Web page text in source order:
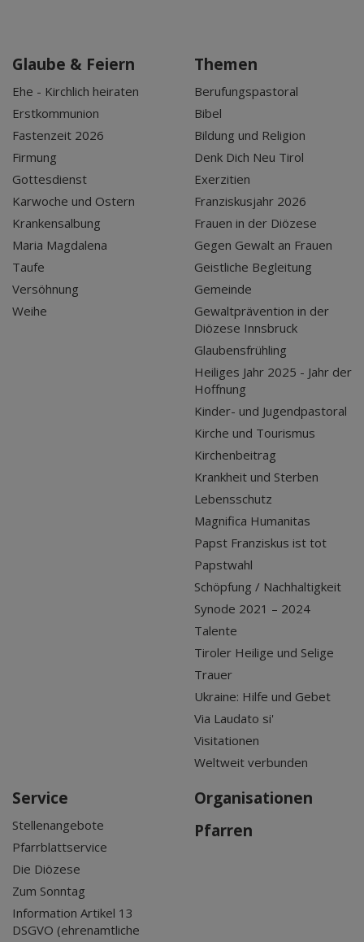
Glaube & Feiern
Ehe - Kirchlich heiraten
Erstkommunion
Fastenzeit 2026
Firmung
Gottesdienst
Karwoche und Ostern
Krankensalbung
Maria Magdalena
Taufe
Versöhnung
Weihe
Themen
Berufungspastoral
Bibel
Bildung und Religion
Denk Dich Neu Tirol
Exerzitien
Franziskusjahr 2026
Frauen in der Diözese
Gegen Gewalt an Frauen
Geistliche Begleitung
Gemeinde
Gewaltprävention in der
Diözese Innsbruck
Glaubensfrühling
Heiliges Jahr 2025 - Jahr der
Hoffnung
Kinder- und Jugendpastoral
Kirche und Tourismus
Kirchenbeitrag
Krankheit und Sterben
Lebensschutz
Magnifica Humanitas
Papst Franziskus ist tot
Papstwahl
Schöpfung / Nachhaltigkeit
Synode 2021 – 2024
Talente
Tiroler Heilige und Selige
Trauer
Ukraine: Hilfe und Gebet
Via Laudato si'
Visitationen
Weltweit verbunden
Service
Stellenangebote
Pfarrblattservice
Die Diözese
Zum Sonntag
Information Artikel 13
DSGVO (ehrenamtliche
Organisationen
Pfarren